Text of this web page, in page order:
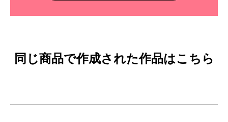
同じ商品で作成された作品はこちら